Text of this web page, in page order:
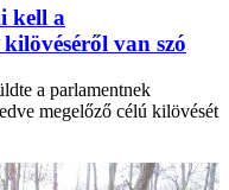
kell a
van szó
a parlamentnek
megelőző célú kilövését